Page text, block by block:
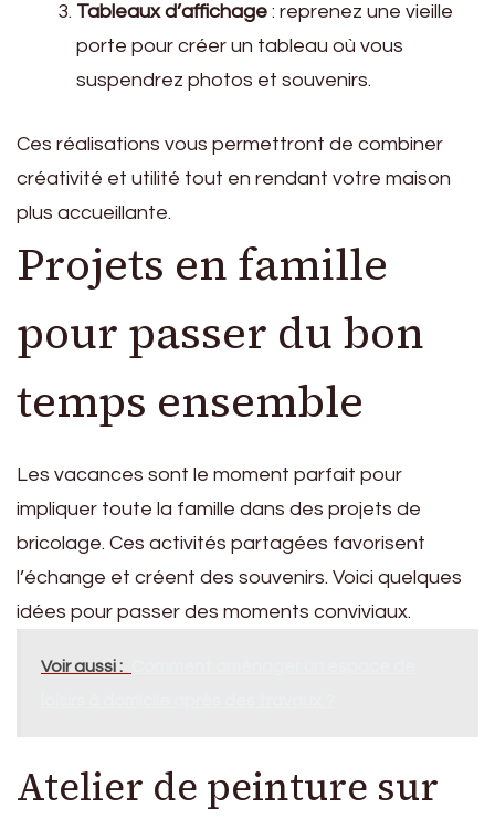
Tableaux d’affichage : reprenez une vieille
porte pour créer un tableau où vous
suspendrez photos et souvenirs.
Ces réalisations vous permettront de combiner
créativité et utilité tout en rendant votre maison
plus accueillante.
Projets en famille
pour passer du bon
temps ensemble
Les vacances sont le moment parfait pour
impliquer toute la famille dans des projets de
bricolage. Ces activités partagées favorisent
l’échange et créent des souvenirs. Voici quelques
idées pour passer des moments conviviaux.
Voir aussi :
Atelier de peinture sur